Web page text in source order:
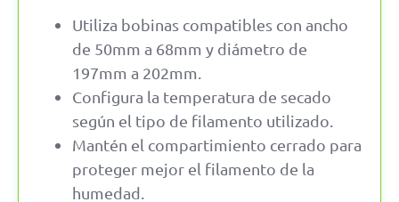
Utiliza bobinas compatibles con ancho
de 50mm a 68mm y diámetro de
197mm a 202mm.
Configura la temperatura de secado
según el tipo de filamento utilizado.
Mantén el compartimiento cerrado para
proteger mejor el filamento de la
humedad.